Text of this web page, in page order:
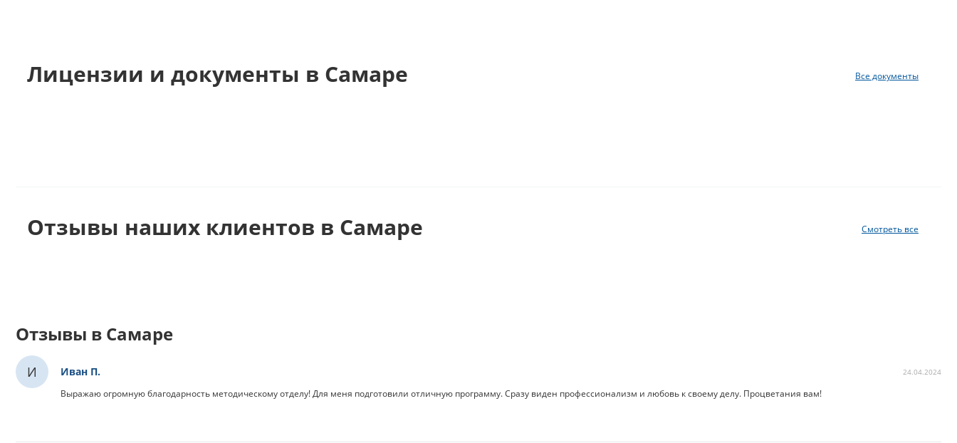
Все документы
Лицензии и документы в Самаре
Смотреть все
Отзывы наших клиентов в Самаре
Отзывы в Самаре
И Иван П. 24.04.2024
Выражаю огромную благодарность методическому отделу! Для меня подготовили отличную программу. Сразу виден профессионализм и любовь к своему делу. Процветания вам!